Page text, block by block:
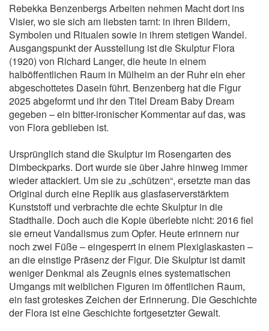
Rebekka Benzenbergs Arbeiten nehmen Macht dort ins
Visier, wo sie sich am liebsten tarnt: in ihren Bildern,
Symbolen und Ritualen sowie in ihrem stetigen Wandel.
Ausgangspunkt der Ausstellung ist die Skulptur Flora
(1920) von Richard Langer, die heute in einem
halböffentlichen Raum in Mülheim an der Ruhr ein eher
abgeschottetes Dasein führt. Benzenberg hat die Figur
2025 abgeformt und ihr den Titel Dream Baby Dream
gegeben – ein bitter-ironischer Kommentar auf das, was
von Flora geblieben ist.
Ursprünglich stand die Skulptur im Rosengarten des
Dimbeckparks. Dort wurde sie über Jahre hinweg immer
wieder attackiert. Um sie zu „schützen“, ersetzte man das
Original durch eine Replik aus glasfaserverstärktem
Kunststoff und verbrachte die echte Skulptur in die
Stadthalle. Doch auch die Kopie überlebte nicht: 2016 fiel
sie erneut Vandalismus zum Opfer. Heute erinnern nur
noch zwei Füße – eingesperrt in einem Plexiglaskasten –
an die einstige Präsenz der Figur. Die Skulptur ist damit
weniger Denkmal als Zeugnis eines systematischen
Umgangs mit weiblichen Figuren im öffentlichen Raum,
ein fast groteskes Zeichen der Erinnerung. Die Geschichte
der Flora ist eine Geschichte fortgesetzter Gewalt.